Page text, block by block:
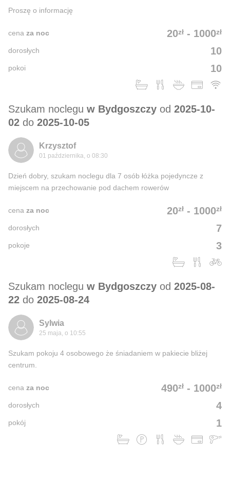
Proszę o informację
20zł - 1000zł
cena za noc
10
dorosłych
10
pokoi
Szukam noclegu w Bydgoszczy od 2025-10-
02 do 2025-10-05
Krzysztof
01 października, o 08:30
Dzień dobry, szukam noclegu dla 7 osób łóżka pojedyncze z
miejscem na przechowanie pod dachem rowerów
20zł - 1000zł
cena za noc
7
dorosłych
3
pokoje
Szukam noclegu w Bydgoszczy od 2025-08-
22 do 2025-08-24
Sylwia
25 maja, o 10:55
Szukam pokoju 4 osobowego że śniadaniem w pakiecie bliżej
centrum.
490zł - 1000zł
cena za noc
4
dorosłych
1
pokój